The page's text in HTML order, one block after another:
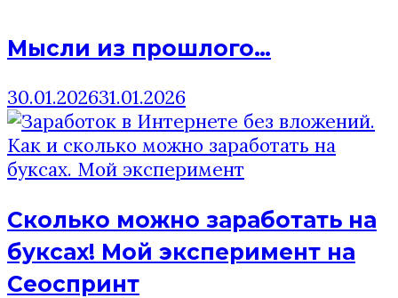
Мысли из прошлого…
30.01.202631.01.2026
Сколько можно заработать на
буксах! Мой эксперимент на
Сеоспринт